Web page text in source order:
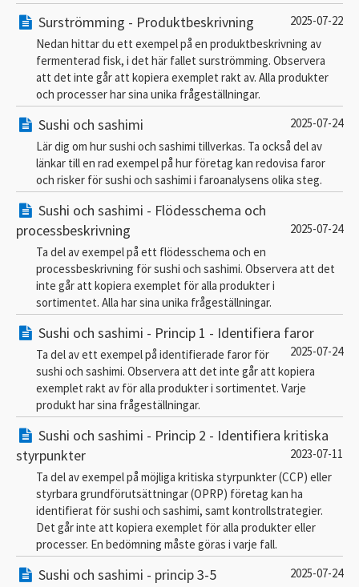
Surströmming - Produktbeskrivning
2025-07-22
Nedan hittar du ett exempel på en produktbeskrivning av
fermenterad fisk, i det här fallet surströmming. Observera
att det inte går att kopiera exemplet rakt av. Alla produkter
och processer har sina unika frågeställningar.
Sushi och sashimi
2025-07-24
Lär dig om hur sushi och sashimi tillverkas. Ta också del av
länkar till en rad exempel på hur företag kan redovisa faror
och risker för sushi och sashimi i faroanalysens olika steg.
Sushi och sashimi - Flödesschema och
processbeskrivning
2025-07-24
Ta del av exempel på ett flödesschema och en
processbeskrivning för sushi och sashimi. Observera att det
inte går att kopiera exemplet för alla produkter i
sortimentet. Alla har sina unika frågeställningar.
Sushi och sashimi - Princip 1 - Identifiera faror
2025-07-24
Ta del av ett exempel på identifierade faror för
sushi och sashimi. Observera att det inte går att kopiera
exemplet rakt av för alla produkter i sortimentet. Varje
produkt har sina frågeställningar.
Sushi och sashimi - Princip 2 - Identifiera kritiska
styrpunkter
2023-07-11
Ta del av exempel på möjliga kritiska styrpunkter (CCP) eller
styrbara grundförutsättningar (OPRP) företag kan ha
identifierat för sushi och sashimi, samt kontrollstrategier.
Det går inte att kopiera exemplet för alla produkter eller
processer. En bedömning måste göras i varje fall.
Sushi och sashimi - princip 3-5
2025-07-24